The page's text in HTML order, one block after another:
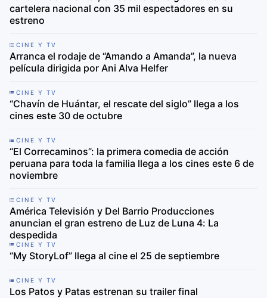
cartelera nacional con 35 mil espectadores en su
estreno
CINE Y TV
Arranca el rodaje de “Amando a Amanda”, la nueva
película dirigida por Ani Alva Helfer
CINE Y TV
“Chavín de Huántar, el rescate del siglo” llega a los
cines este 30 de octubre
CINE Y TV
“El Correcaminos”: la primera comedia de acción
peruana para toda la familia llega a los cines este 6 de
noviembre
CINE Y TV
América Televisión y Del Barrio Producciones
anuncian el gran estreno de Luz de Luna 4: La
despedida
CINE Y TV
“My StoryLof” llega al cine el 25 de septiembre
CINE Y TV
Los Patos y Patas estrenan su trailer final